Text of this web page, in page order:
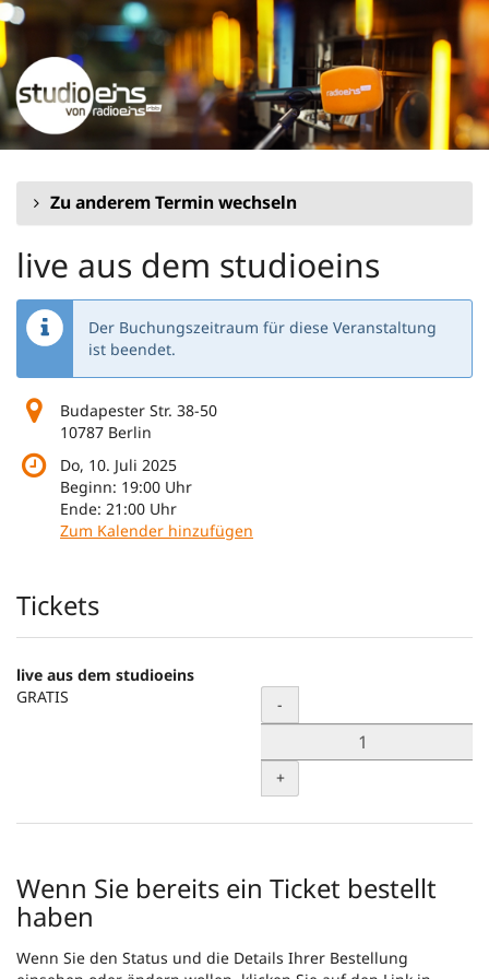
Zum
Inhalt
springen
Zu anderem Termin wechseln
live aus dem studioeins
Der Buchungszeitraum für diese Veranstaltung
ist beendet.
Budapester Str. 38-50
10787 Berlin
Do, 10. Juli 2025
Beginn: 19:00 Uhr
Ende: 21:00 Uhr
Zum Kalender hinzufügen
Produkte
Tickets
live aus dem studioeins
GRATIS
Menge
-
+
Wenn Sie bereits ein Ticket bestellt
haben
Wenn Sie den Status und die Details Ihrer Bestellung